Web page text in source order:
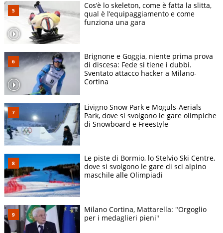
Cos’è lo skeleton, come è fatta la slitta,
qual è l’equipaggiamento e come
funziona una gara
Brignone e Goggia, niente prima prova
di discesa: Fede si tiene i dubbi.
Sventato attacco hacker a Milano-
Cortina
Livigno Snow Park e Moguls-Aerials
Park, dove si svolgono le gare olimpiche
di Snowboard e Freestyle
Le piste di Bormio, lo Stelvio Ski Centre,
dove si svolgono le gare di sci alpino
maschile alle Olimpiadi
Milano Cortina, Mattarella: "Orgoglio
per i medaglieri pieni"